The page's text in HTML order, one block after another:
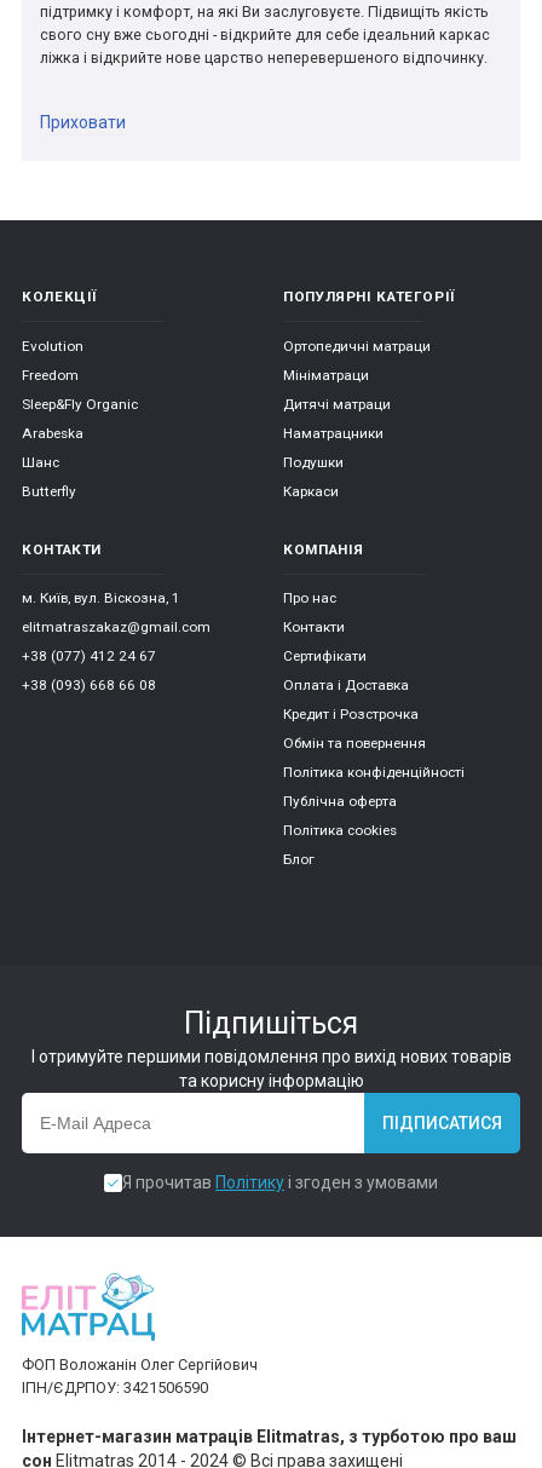
підтримку і комфорт, на які Ви заслуговуєте. Підвищіть якість
свого сну вже сьогодні - відкрийте для себе ідеальний каркас
ліжка і відкрийте нове царство неперевершеного відпочинку.
Приховати
КОЛЕКЦІЇ
Evolution
Freedom
Sleep&Fly Organic
Arabeska
Шанс
Butterfly
ПОПУЛЯРНІ КАТЕГОРІЇ
Ортопедичні матраци
Мініматраци
Дитячі матраци
Наматрацники
Подушки
Каркаси
КОНТАКТИ
м. Київ, вул. Віскозна, 1
elitmatraszakaz@gmail.com
+38 (077) 412 24 67
+38 (093) 668 66 08
КОМПАНІЯ
Про нас
Контакти
Сертифікати
Оплата і Доставка
Кредит і Розстрочка
Обмін та повернення
Політика конфіденційності
Публічна оферта
Політика cookies
Блог
Підпишіться
І отримуйте першими повідомлення про вихід нових товарів
та корисну інформацію
ПІДПИСАТИСЯ
Я прочитав Політикуі згоден з умовами
ФОП Воложанін Олег Сергійович
ІПН/ЄДРПОУ: 3421506590
Інтернет-магазин матраців Elitmatras, з турботою про ваш
сон Elitmatras 2014 - 2024 © Всі права захищені